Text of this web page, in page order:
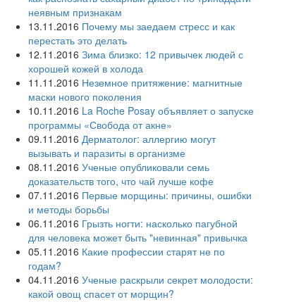
неявным признакам
13.11.2016 Почему мы заедаем стресс и как
перестать это делать
12.11.2016 Зима близко: 12 привычек людей с
хорошей кожей в холода
11.11.2016 Неземное притяжение: магнитные
маски нового поколения
10.11.2016 La Roche Posay объявляет о запуске
программы «Свобода от акне»
09.11.2016 Дерматолог: аллергию могут
вызывать и паразиты в организме
08.11.2016 Ученые опубликовали семь
доказательств того, что чай лучше кофе
07.11.2016 Первые морщины: причины, ошибки
и методы борьбы
06.11.2016 Грызть ногти: насколько пагубной
для человека может быть "невинная" привычка
05.11.2016 Какие профессии старят не по
годам?
04.11.2016 Ученые раскрыли секрет молодости:
какой овощ спасет от морщин?